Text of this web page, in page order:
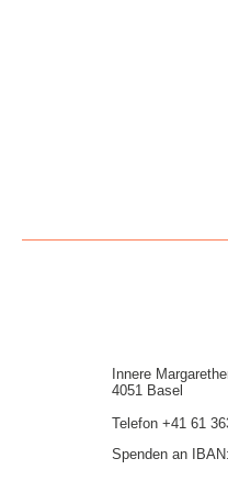
Innere
4051 Basel
Telefon +41 61
Spenden an